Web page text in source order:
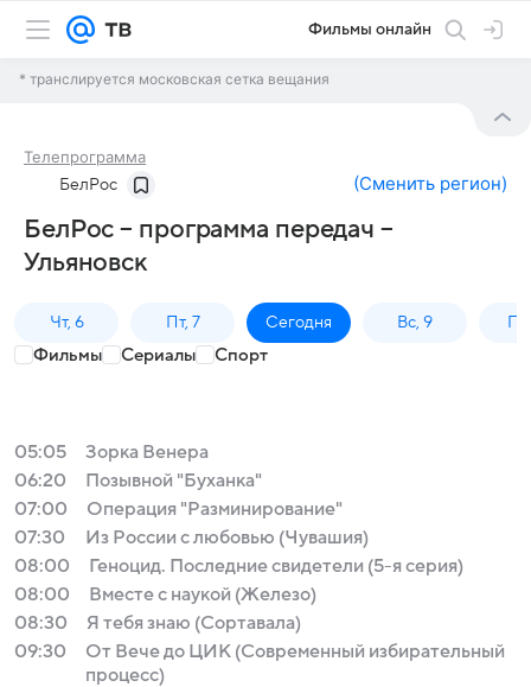
Фильмы онлайн
* транслируется московская сетка вещания
Телепрограмма
БелРос (Сменить регион)
БелРос – программа передач –
Ульяновск
Чт, 6 Пт, 7 Сегодня Вс, 9
Фильмы Сериалы Спорт
05:05
Зорка Венера
06:20
Позывной "Буханка"
07:00
Операция "Разминирование"
07:30
Из России с любовью (Чувашия)
08:00
Геноцид. Последние свидетели (5-я серия)
08:00
Вместе с наукой (Железо)
08:30
Я тебя знаю (Сортавала)
09:30
От Вече до ЦИК (Современный избирательный
процесс)